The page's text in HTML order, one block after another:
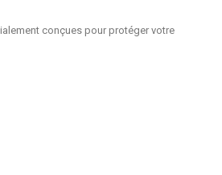
conçues pour protéger votre